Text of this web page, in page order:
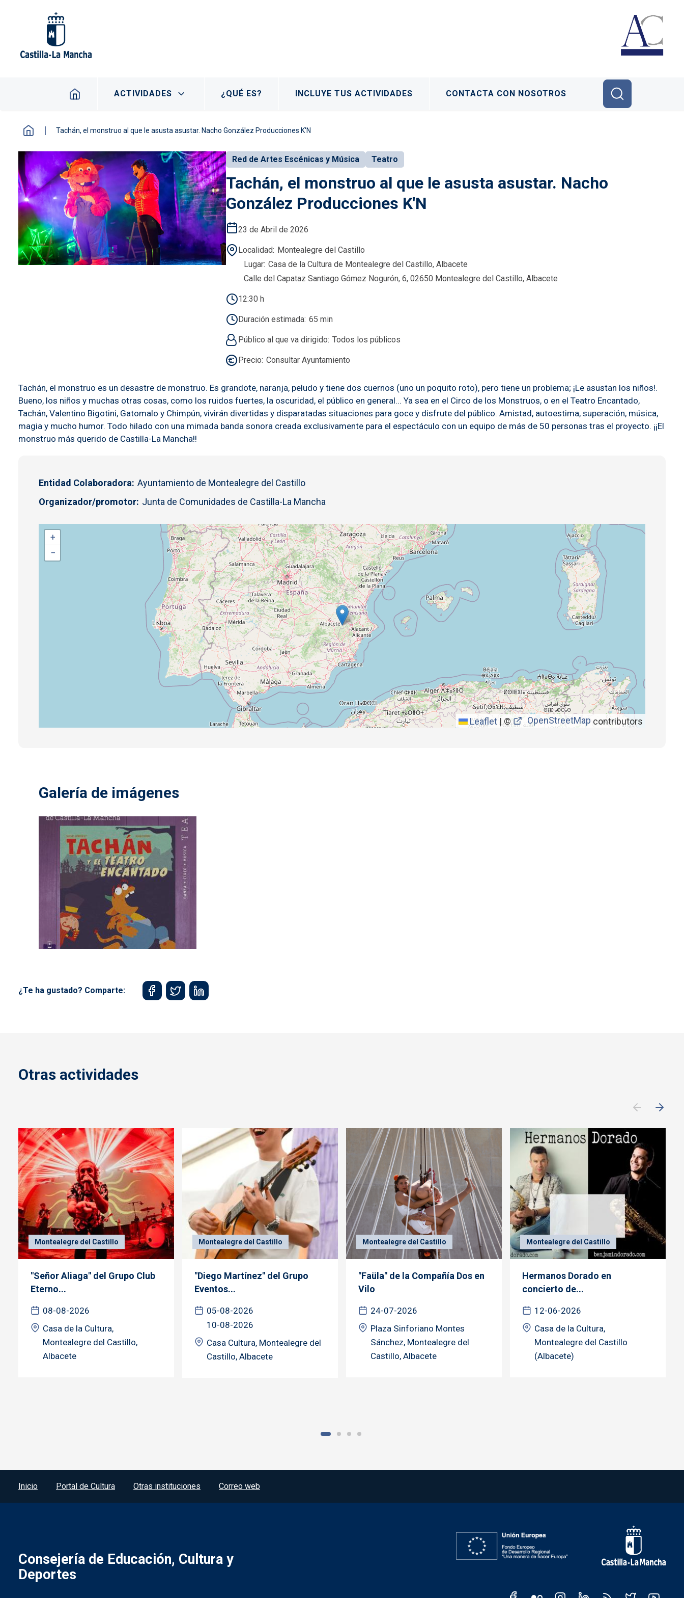
Navegación principal
ACTIVIDADES ¿QUÉ ES? INCLUYE TUS ACTIVIDADES CONTACTA CON NOSOTROS
Tachán, el monstruo al que le asusta asustar. Nacho González Producciones K'N
Red de Artes Escénicas y Música Teatro
Tachán, el monstruo al que le asusta asustar. Nacho
González Producciones K'N
23 de Abril de 2026
Localidad Montealegre del Castillo
Lugar Casa de la Cultura de Montealegre del Castillo, Albacete
Calle del Capataz Santiago Gómez Nogurón, 6, 02650 Montealegre del Castillo, Albacete
12:30 h
Duración estimada 65 min
Público al que va dirigido Todos los públicos
Precio Consultar Ayuntamiento
Tachán, el monstruo es un desastre de monstruo. Es grandote, naranja, peludo y tiene dos cuernos (uno un poquito roto), pero tiene un problema; ¡Le asustan los niños!.
Bueno, los niños y muchas otras cosas, como los ruidos fuertes, la oscuridad, el público en general... Ya sea en el Circo de los Monstruos, o en el Teatro Encantado,
Tachán, Valentino Bigotini, Gatomalo y Chimpún, vivirán divertidas y disparatadas situaciones para goce y disfrute del público. Amistad, autoestima, superación, música,
magia y mucho humor. Todo hilado con una mimada banda sonora creada exclusivamente para el espectáculo con un equipo de más de 50 personas tras el proyecto. ¡¡El
monstruo más querido de Castilla-La Mancha!!
Entidad Colaboradora Ayuntamiento de Montealegre del Castillo
Organizador/promotor Junta de Comunidades de Castilla-La Mancha
+
−
Leaflet |© OpenStreetMap contributors
Galería de imágenes
¿Te ha gustado? Comparte:
Otras actividades
Montealegre del Castillo
"Señor Aliaga" del Grupo Club
Eterno...
08-08-2026
Casa de la Cultura,
Montealegre del Castillo,
Albacete
Montealegre del Castillo
"Diego Martínez" del Grupo
Eventos...
05-08-2026
10-08-2026
Casa Cultura, Montealegre del
Castillo, Albacete
Montealegre del Castillo
"Faüla" de la Compañía Dos en
Vilo
24-07-2026
Plaza Sinforiano Montes
Sánchez, Montealegre del
Castillo, Albacete
Montealegre del Castillo
Hermanos Dorado en
concierto de...
12-06-2026
Casa de la Cultura,
Montealegre del Castillo
(Albacete)
Menú del pie
Inicio Portal de Cultura Otras instituciones Correo web
Consejería de Educación, Cultura y
Deportes